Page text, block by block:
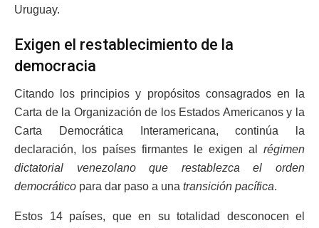
Uruguay.
Exigen el restablecimiento de la
democracia
Citando los principios y propósitos consagrados en la
Carta de la Organización de los Estados Americanos y la
Carta Democrática Interamericana, continúa la
declaración, los países firmantes le exigen al régimen
dictatorial venezolano que restablezca el orden
democrático para dar paso a una transición pacífica.
Estos 14 países, que en su totalidad desconocen el